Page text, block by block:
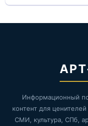
Информационный
контент для
СМИ, культура, СПб,